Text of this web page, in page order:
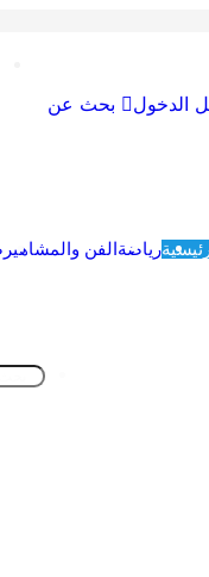
بحث عن
الدخول
رياضة الفن والمشاهير